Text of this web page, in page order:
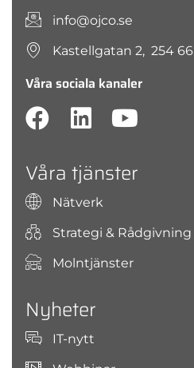
info@ojco.se
Kastellgatan 2, 254 66
Våra sociala kanaler
Våra tjänster
Nätverk
Strategi & Rådgivning
Molntjänster
Nyheter
IT-nytt